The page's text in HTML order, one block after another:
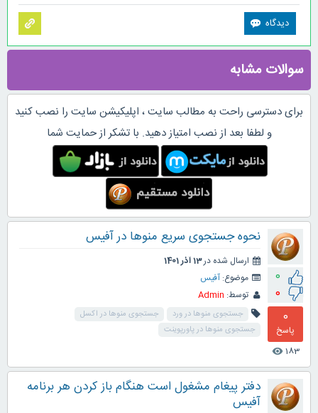
سوالات مشابه
برای دسترسی راحت به مطالب سایت ، اپلیکیشن سایت را نصب کنید
و لطفا بعد از نصب امتیاز دهید. با تشکر از حمایت شما
0
0
0
پاسخ
183
visibility
نحوه جستجوی سریع منوها در آفیس
ارسال شده در13 آذر 1401
موضوع: آفیس
توسط: Admin
جستجوی منوها در ورد
جستجوی منوها در اکسل
جستجوی منوها در پاورپوینت
دفتر پیغام مشغول است هنگام باز کردن هر برنامه
آفیس